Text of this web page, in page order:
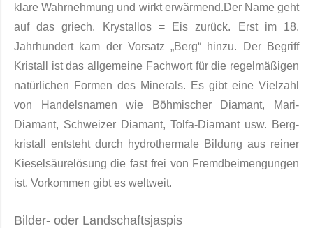
klare Wahrnehmung und wirkt erwärmend.Der Name geht
auf das griech. Krystallos = Eis zurück. Erst im 18.
Jahrhundert kam der Vorsatz „Berg“ hinzu. Der Begriff
Kristall ist das allgemeine Fachwort für die regelmäßigen
natürlichen For­men des Mi­nerals. Es gibt eine Viel­zahl
von Handelsnamen wie Böhmischer Diamant, Mari-
Diamant, Schweizer Diamant, Tolfa-Diamant usw. Berg­
kristall entsteht durch hydrothermale Bildung aus rei­ner
Kieselsäurelö­sung die fast frei von Fremdbeimengungen
ist. Vorkommen gibt es weltweit.
Bilder- oder Landschaftsjaspis